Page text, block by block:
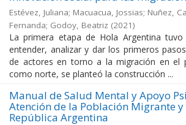
Estévez, Juliana; Macuacua, Jossias; Nuñez,
Fernanda; Godoy, Beatriz (2021)
La primera etapa de Hola Argentina
entender, analizar y dar los primeros
de actores en torno a la migración en el
como norte, se planteó la construcción ...
Manual de Salud Mental y Apoyo
Atención de la Población Migrante
República Argentina